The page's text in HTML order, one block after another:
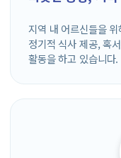
지역 내 어르신들을 위
정기적 식사 제공, 혹
활동을 하고 있습니다.